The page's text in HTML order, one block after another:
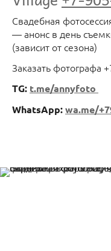
Свадебная
— анонс в день
(зависит от сезона)
Заказать фотографа
TG: t.me/annyfoto
WhatsApp:wa.me/